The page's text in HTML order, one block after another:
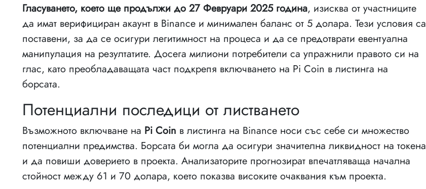
Гласуването, което ще продължи до 27 Февруари 2025 година, изисква от участниците
да имат верифициран акаунт в Binance и минимален баланс от 5 долара. Тези условия са
поставени, за да се осигури легитимност на процеса и да се предотврати евентуална
манипулация на резултатите. Досега милиони потребители са упражнили правото си на
глас, като преобладаващата част подкрепя включването на Pi Coin в листинга на
борсата.
Потенциални последици от листването
Възможното включване на Pi Coin в листинга на Binance носи със себе си множество
потенциални предимства. Борсата би могла да осигури значителна ликвидност на токена
и да повиши доверието в проекта. Анализаторите прогнозират впечатляваща начална
стойност между 61 и 70 долара, което показва високите очаквания към проекта.